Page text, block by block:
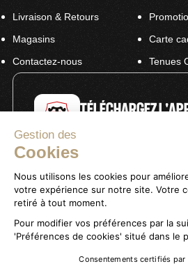
Gestion des
Cookies
Nous utilisons les cookies pour
votre expérience sur notre site. Votre
retiré à tout moment.
Pour modifier vos préférences par la
'Préférences de cookies' situé dans le
Consentements certifiés par
Livraison & Retours
Magasins
Contactez-nous
Carte
Tenues
TÉLÉCHARGEZ
Politique de